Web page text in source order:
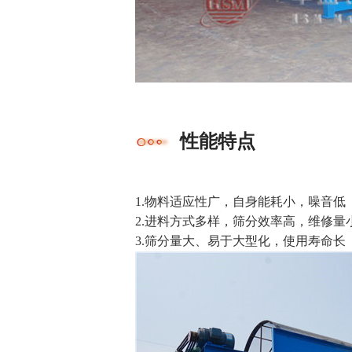
性能特点
1.物料适应性广， 自身能耗小， 噪音低
2.进料方式多样， 筛分效率高， 维修量
3.筛分量大、易于大型化， 使用寿命长